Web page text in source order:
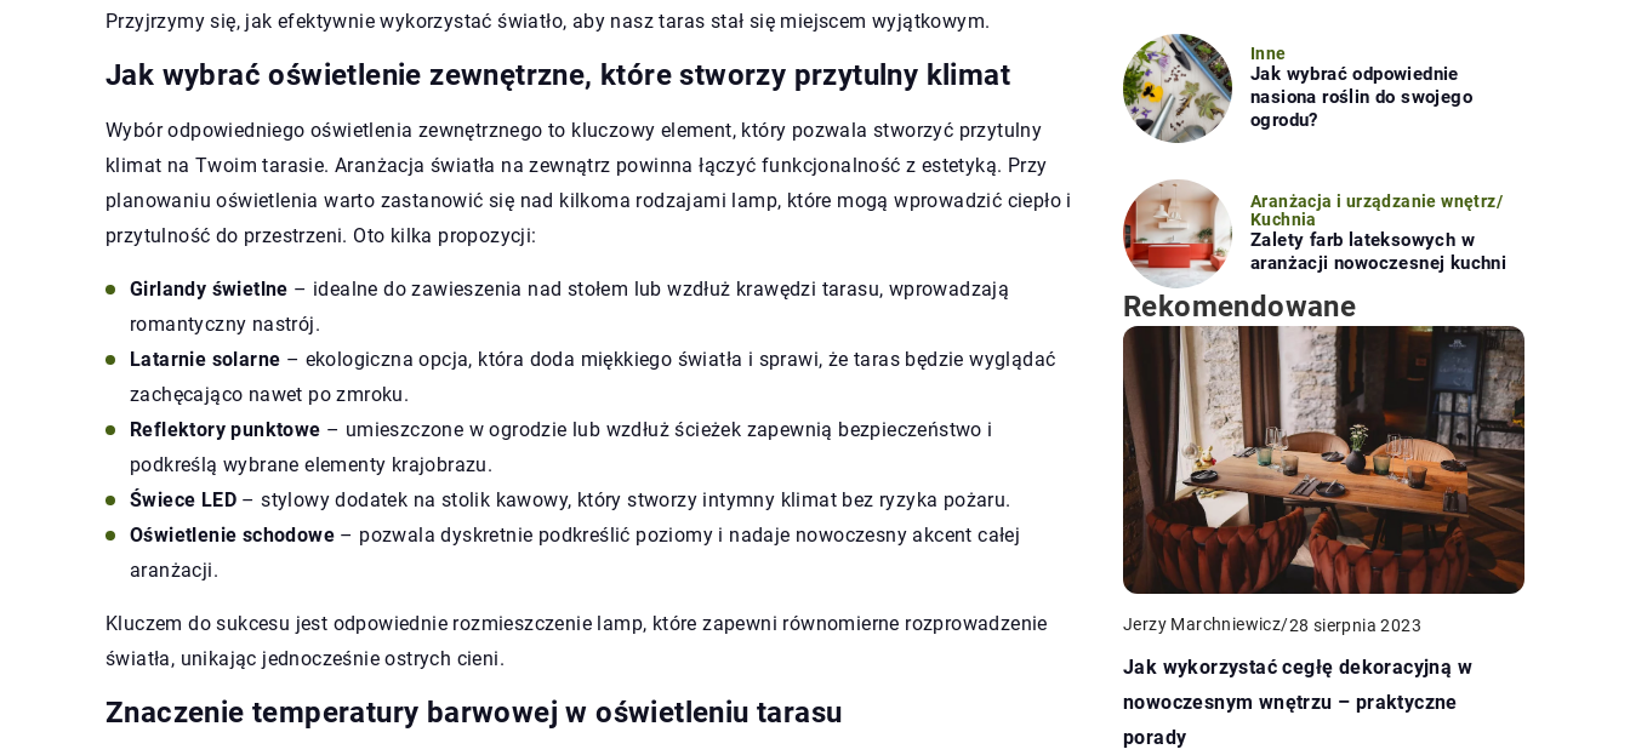
Przyjrzymy się, jak efektywnie wykorzystać światło, aby nasz taras stał się miejscem wyjątkowym.
Jak wybrać oświetlenie zewnętrzne, które stworzy przytulny klimat
Wybór odpowiedniego oświetlenia zewnętrznego to kluczowy element, który pozwala stworzyć przytulny
klimat na Twoim tarasie. Aranżacja światła na zewnątrz powinna łączyć funkcjonalność z estetyką. Przy
planowaniu oświetlenia warto zastanowić się nad kilkoma rodzajami lamp, które mogą wprowadzić ciepło i
przytulność do przestrzeni. Oto kilka propozycji:
Girlandy świetlne – idealne do zawieszenia nad stołem lub wzdłuż krawędzi tarasu, wprowadzają
romantyczny nastrój.
Latarnie solarne – ekologiczna opcja, która doda miękkiego światła i sprawi, że taras będzie wyglądać
zachęcająco nawet po zmroku.
Reflektory punktowe – umieszczone w ogrodzie lub wzdłuż ścieżek zapewnią bezpieczeństwo i
podkreślą wybrane elementy krajobrazu.
Świece LED – stylowy dodatek na stolik kawowy, który stworzy intymny klimat bez ryzyka pożaru.
Oświetlenie schodowe – pozwala dyskretnie podkreślić poziomy i nadaje nowoczesny akcent całej
aranżacji.
Kluczem do sukcesu jest odpowiednie rozmieszczenie lamp, które zapewni równomierne rozprowadzenie
światła, unikając jednocześnie ostrych cieni.
Znaczenie temperatury barwowej w oświetleniu tarasu
Inne
Jak wybrać odpowiednie
nasiona roślin do swojego
ogrodu?
Aranżacja i urządzanie wnętrz/
Kuchnia
Zalety farb lateksowych w
aranżacji nowoczesnej kuchni
Rekomendowane
Jerzy Marchniewicz/28 sierpnia 2023
Jak wykorzystać cegłę dekoracyjną w
nowoczesnym wnętrzu – praktyczne
porady